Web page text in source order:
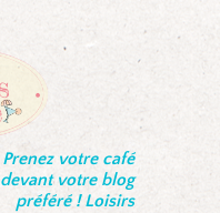
Prenez votre café
devant votre blog
préféré ! Loisirs